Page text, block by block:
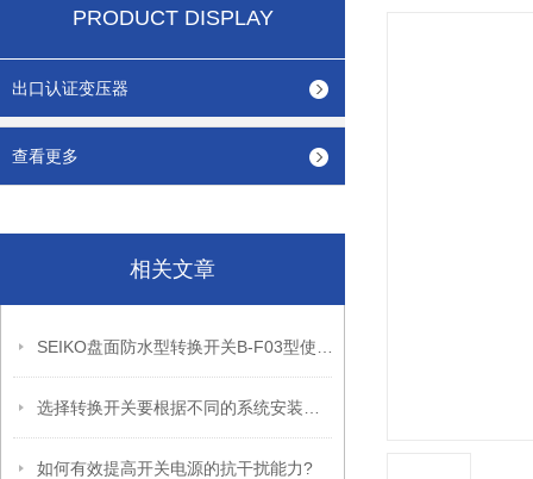
PRODUCT DISPLAY
出口认证变压器
查看更多
相关文章
如何有效提高开关电源的抗干扰能力?